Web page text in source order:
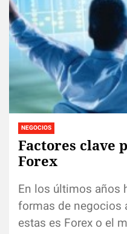
NEGOCIOS
Factores clave
Forex
En los últimos años
formas de negocios
estas es Forex o el